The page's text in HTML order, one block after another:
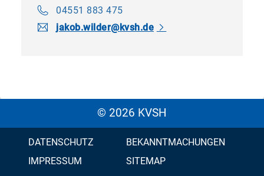
04551 883 475
jakob.​wilder​@kvsh.de
© 2026 KVSH
DATENSCHUTZ
BEKANNTMACHUNGEN
IMPRESSUM
SITEMAP